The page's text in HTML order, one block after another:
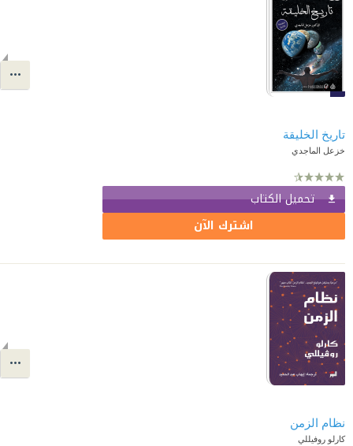
تاريخ الخليقة
خزعل الماجدي
تحميل الكتاب
اشترك الآن
نظام الزمن
كارلو روفيللي